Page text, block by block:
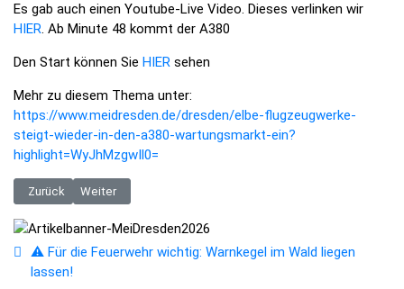
Es gab auch einen Youtube-Live Video. Dieses verlinken wir
HIER. Ab Minute 48 kommt der A380
Den Start können Sie HIER sehen
Mehr zu diesem Thema unter:
https://www.meidresden.de/dresden/elbe-flugzeugwerke-
steigt-wieder-in-den-a380-wartungsmarkt-ein?
highlight=WyJhMzgwIl0=
Vorheriger Beitrag: Thema Aktuell: Hat der Dresdner Flughafen noch
Zurück Nächster Beitrag: EFW Dresden: Neuer A380 von Qantas
Weiter
⚠️ Für die Feuerwehr wichtig: Warnkegel im Wald liegen
lassen!